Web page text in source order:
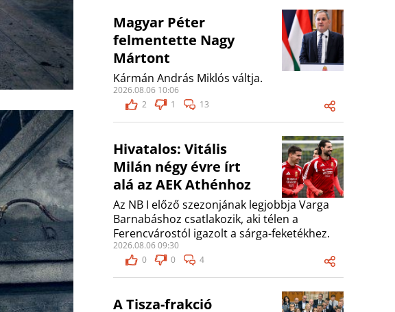
Magyar Péter
felmentette Nagy
Mártont
Kármán András Miklós váltja.
2026.08.06 10:06
2
1 13
Hivatalos: Vitális
Milán négy évre írt
alá az AEK Athénhoz
Az NB I előző szezonjának legjobbja Varga
Barnabáshoz csatlakozik, aki télen a
Ferencvárostól igazolt a sárga-feketékhez.
2026.08.06 09:30
0
0 4
A Tisza-frakció